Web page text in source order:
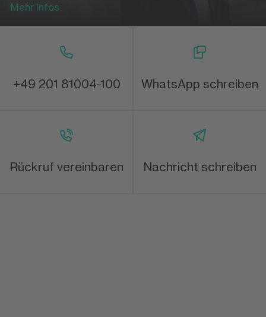
Mehr Infos
+49 201 81004-100 WhatsApp schreiben
Rückruf vereinbaren Nachricht schreiben